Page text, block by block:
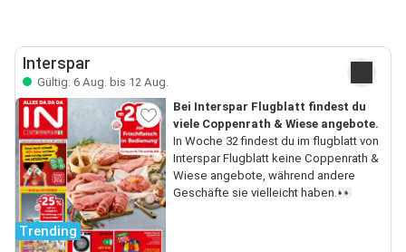
Interspar
Gültig: 6 Aug. bis 12 Aug.
Trending
Bei Interspar Flugblatt findest du
viele Coppenrath & Wiese angebote.
In Woche 32 findest du im flugblatt von
Interspar Flugblatt keine Coppenrath &
Wiese angebote, während andere
Geschäfte sie vielleicht haben.👀